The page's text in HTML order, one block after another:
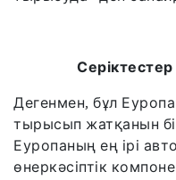
Дегенмен, бұл
тырысып жатқанын
Еуропаның ең ірі
өнеркәсіптік